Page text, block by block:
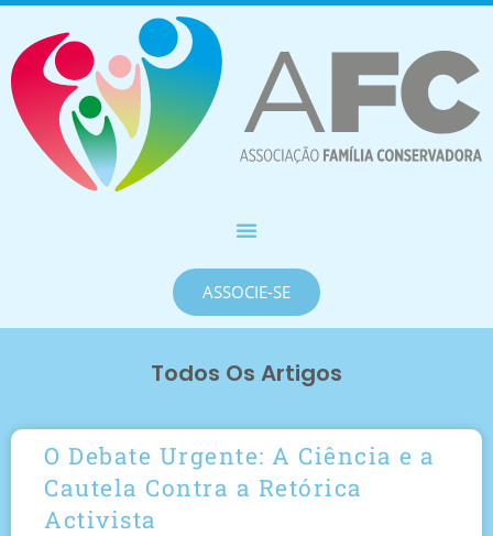
ASSOCIE-SE
Todos Os Artigos
O Debate Urgente: A Ciência e a
Cautela Contra a Retórica
Activista